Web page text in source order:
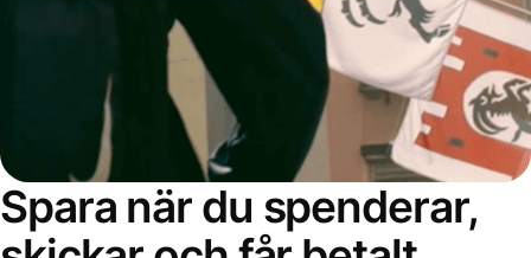
Spara när du spenderar,